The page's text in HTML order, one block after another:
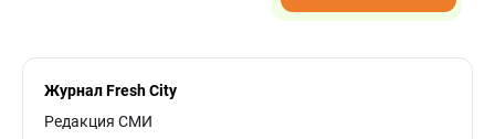
Журнал Fresh City
Редакция СМИ